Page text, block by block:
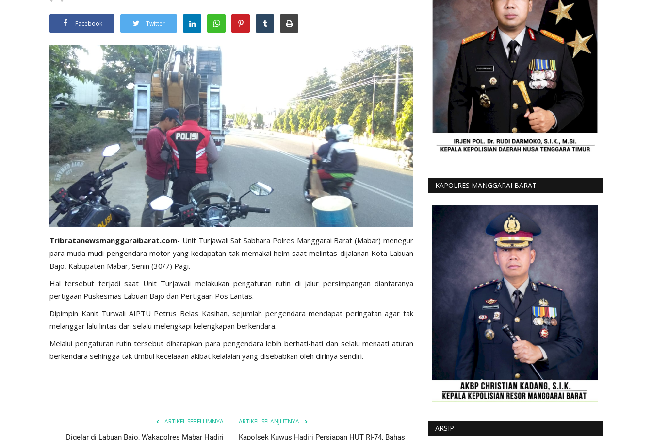
Facebook Twitter
Tribratanewsmanggaraibarat.com- Unit Turjawali Sat Sabhara Polres Manggarai Barat (Mabar) menegur
para muda mudi pengendara motor yang kedapatan tak memakai helm saat melintas dijalanan Kota Labuan
Bajo, Kabupaten Mabar, Senin (30/7) Pagi.
Hal tersebut terjadi saat Unit Turjawali melakukan pengaturan rutin di jalur persimpangan diantaranya
pertigaan Puskesmas Labuan Bajo dan Pertigaan Pos Lantas.
Dipimpin Kanit Turwali AIPTU Petrus Belas Kasihan, sejumlah pengendara mendapat peringatan agar tak
melanggar lalu lintas dan selalu melengkapi kelengkapan berkendara.
Melalui pengaturan rutin tersebut diharapkan para pengendara lebih berhati-hati dan selalu menaati aturan
berkendara sehingga tak timbul kecelaaan akibat kelalaian yang disebabkan oleh dirinya sendiri.
ARTIKEL SEBELUMNYA
Digelar di Labuan Bajo, Wakapolres Mabar Hadiri
ARTIKEL SELANJUTNYA
Kapolsek Kuwus Hadiri Persiapan HUT RI-74, Bahas
KAPOLRES MANGGARAI BARAT
ARSIP